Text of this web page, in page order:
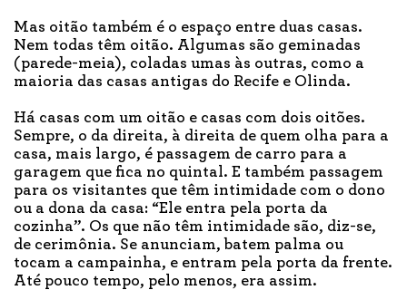
Mas oitão também é o espaço entre duas casas.
Nem todas têm oitão. Algumas são geminadas
(parede-meia), coladas umas às outras, como a
maioria das casas antigas do Recife e Olinda.
Há casas com um oitão e casas com dois oitões.
Sempre, o da direita, à direita de quem olha para a
casa, mais largo, é passagem de carro para a
garagem que fica no quintal. E também passagem
para os visitantes que têm intimidade com o dono
ou a dona da casa: “Ele entra pela porta da
cozinha”. Os que não têm intimidade são, diz-se,
de cerimônia. Se anunciam, batem palma ou
tocam a campainha, e entram pela porta da frente.
Até pouco tempo, pelo menos, era assim.